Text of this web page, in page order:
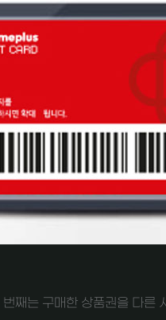
째는 구매한 상품권을 다